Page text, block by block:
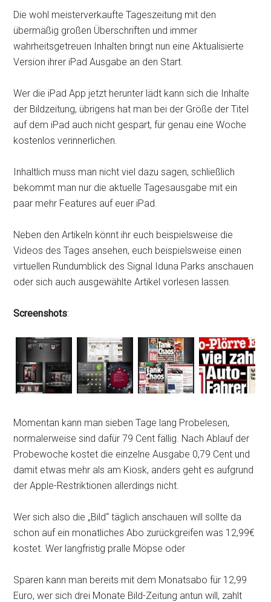
Die wohl meisterverkaufte Tageszeitung mit den
übermäßig großen Überschriften und immer
wahrheitsgetreuen Inhalten bringt nun eine Aktualisierte
Version ihrer iPad Ausgabe an den Start.
Wer die iPad App jetzt herunter lädt kann sich die Inhalte
der Bildzeitung, übrigens hat man bei der Größe der Titel
auf dem iPad auch nicht gespart, für genau eine Woche
kostenlos verinnerlichen.
Inhaltlich muss man nicht viel dazu sagen, schließlich
bekommt man nur die aktuelle Tagesausgabe mit ein
paar mehr Features auf euer iPad.
Neben den Artikeln könnt ihr euch beispielsweise die
Videos des Tages ansehen, euch beispielsweise einen
virtuellen Rundumblick des Signal Iduna Parks anschauen
oder sich auch ausgewählte Artikel vorlesen lassen.
Screenshots:
Momentan kann man sieben Tage lang Probelesen,
normalerweise sind dafür 79 Cent fällig. Nach Ablauf der
Probewoche kostet die einzelne Ausgabe 0,79 Cent und
damit etwas mehr als am Kiosk, anders geht es aufgrund
der Apple-Restriktionen allerdings nicht.
Wer sich also die „Bild“ täglich anschauen will sollte da
schon auf ein monatliches Abo zurückgreifen was 12,99€
kostet. Wer langfristig pralle Möpse oder
Sparen kann man bereits mit dem Monatsabo für 12,99
Euro, wer sich drei Monate Bild-Zeitung antun will, zahlt